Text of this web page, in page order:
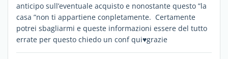
anticipo sull’eventuale acquisto e nonostante questo ”la
casa ”non ti appartiene conpletamente. Certamente
potrei sbagliarmi e queste informazioni essere del tutto
errate per questo chiedo un conf qui♥️grazie